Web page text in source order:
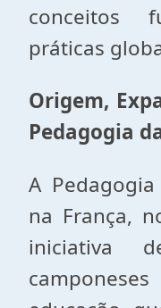
conceitos
práticas
Origem,
Pedagogia
A
na França,
iniciativa